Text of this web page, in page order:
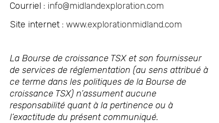
Courriel : info@midlandexploration.com
Site internet : www.explorationmidland.com
La Bourse de croissance TSX et son fournisseur
de services de réglementation (au sens attribué à
ce terme dans les politiques de la Bourse de
croissance TSX) n’assument aucune
responsabilité quant à la pertinence ou à
l’exactitude du présent communiqué.